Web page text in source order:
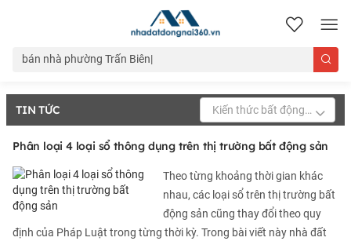
nhadatdongnai360.vn
TIN TỨC Kiến thức bất động sản
Phân loại 4 loại sổ thông dụng trên thị trường bất động sản
Theo từng khoảng thời gian khác
nhau, các loại sổ trên thị trường bất
động sản cũng thay đổi theo quy
định của Pháp Luật trong từng thời kỳ. Trong bài viết này nhà đất